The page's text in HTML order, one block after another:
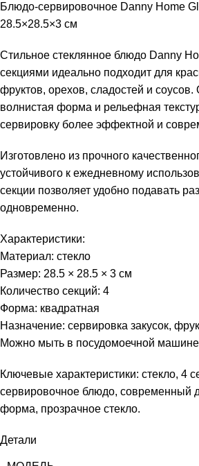
Блюдо-сервировочное Danny Home
28.5×28.5×3 см
Стильное стеклянное блюдо Danny
секциями идеально подходит для
фруктов, орехов, сладостей и соусов.
волнистая форма и рельефная
сервировку более эффектной и
Изготовлено из прочного
устойчивого к ежедневному
секции позволяет удобно подавать
одновременно.
Характеристики:
Материал: стекло
Размер: 28.5 × 28.5 × 3 см
Количество секций: 4
Форма: квадратная
Назначение: сервировка закусок,
Можно мыть в посудомоечной машине
Ключевые характеристики: стекло, 4
сервировочное блюдо, современный
форма, прозрачное стекло.
Детали